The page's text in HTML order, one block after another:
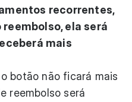
recorrentes,
ela será
mais
botão não ficará mais
reembolso será